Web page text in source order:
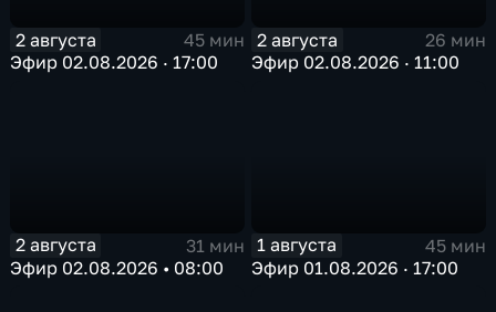
2 августа
45 мин
Эфир 02.08.2026 · 17:00
2 августа
26 мин
Эфир 02.08.2026 · 11:00
2 августа
31 мин
Эфир 02.08.2026 • 08:00
1 августа
45 мин
Эфир 01.08.2026 · 17:00